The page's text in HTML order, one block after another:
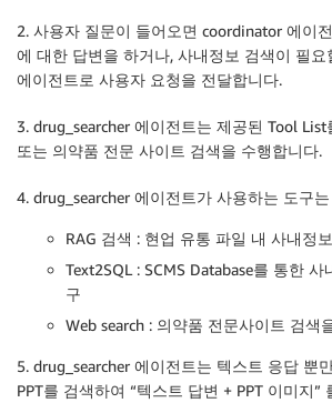
2. 사용자 질문이 들어오면 coordinator 에이
에 대한 답변을 하거나, 사내정보 검색이 필요
에이전트로 사용자 요청을 전달합니다.
3. drug_searcher 에이전트는 제공된 Tool
또는 의약품 전문 사이트 검색을 수행합니다.
4. drug_searcher 에이전트가 사용하는 도구
RAG 검색 : 현업 유통 파일 내 사내정
Text2SQL : SCMS Database를 통한
구
Web search : 의약품 전문사이트 검색
5. drug_searcher 에이전트는 텍스트 응답 뿐
PPT를 검색하여 “텍스트 답변 + PPT 이미지”